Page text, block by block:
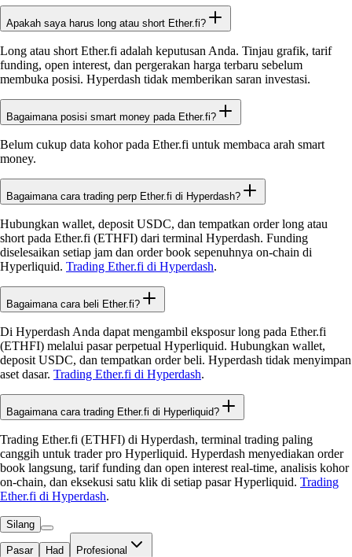
Apakah saya harus long atau short Ether.fi?
Long atau short Ether.fi adalah keputusan Anda. Tinjau grafik, tarif
funding, open interest, dan pergerakan harga terbaru sebelum
membuka posisi. Hyperdash tidak memberikan saran investasi.
Bagaimana posisi smart money pada Ether.fi?
Belum cukup data kohor pada Ether.fi untuk membaca arah smart
money.
Bagaimana cara trading perp Ether.fi di Hyperdash?
Hubungkan wallet, deposit USDC, dan tempatkan order long atau
short pada Ether.fi (ETHFI) dari terminal Hyperdash. Funding
diselesaikan setiap jam dan order book sepenuhnya on-chain di
Hyperliquid. Trading Ether.fi di Hyperdash.
Bagaimana cara beli Ether.fi?
Di Hyperdash Anda dapat mengambil eksposur long pada Ether.fi
(ETHFI) melalui pasar perpetual Hyperliquid. Hubungkan wallet,
deposit USDC, dan tempatkan order beli. Hyperdash tidak menyimpan
aset dasar. Trading Ether.fi di Hyperdash.
Bagaimana cara trading Ether.fi di Hyperliquid?
Trading Ether.fi (ETHFI) di Hyperdash, terminal trading paling
canggih untuk trader pro Hyperliquid. Hyperdash menyediakan order
book langsung, tarif funding dan open interest real-time, analisis kohor
on-chain, dan eksekusi satu klik di setiap pasar Hyperliquid. Trading
Ether.fi di Hyperdash.
Silang
Pasar Had Profesional